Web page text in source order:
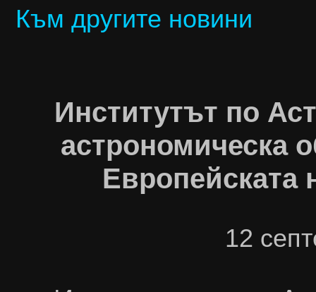
Към другите новини
Институтът по
астрономическа
Европейската
12